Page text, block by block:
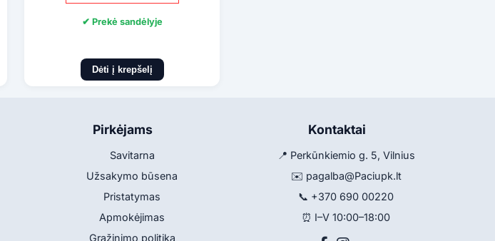
✔ Prekė sandėlyje
Dėti į krepšelį
Pirkėjams
Savitarna
Užsakymo būsena
Pristatymas
Apmokėjimas
Grąžinimo politika
Kontaktai
📍 Perkūnkiemio g. 5, Vilnius
✉️ pagalba@Paciupk.lt
📞 +370 690 00220
⏰ I–V 10:00–18:00